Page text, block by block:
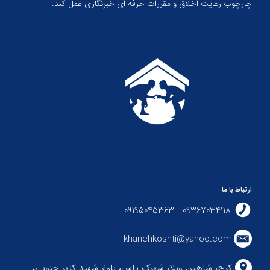
چارچوب رعایت اخلاق و مقررات حرفه ای خبرنگاری عمل کند.
ارتباط با ما
09367034118 - 09195045363
khanehkoshti@yahoo.com